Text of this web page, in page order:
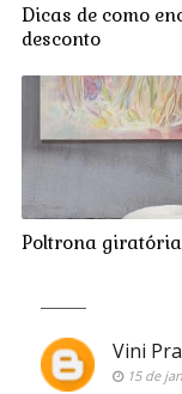
Dicas de como
desconto
Poltrona
Vini
15 de